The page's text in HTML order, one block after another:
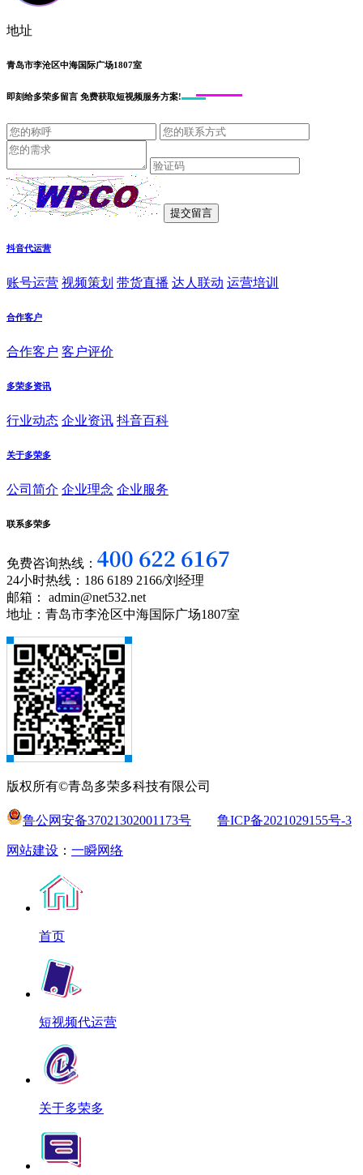
地址
青岛市李沧区中海国际广场1807室
即刻给多荣多留言 免费获取短视频服务方案!
抖音代运营
账号运营 视频策划 带货直播 达人联动 运营培训
合作客户
合作客户 客户评价
多荣多资讯
行业动态 企业资讯 抖音百科
关于多荣多
公司简介 企业理念 企业服务
联系多荣多
免费咨询热线：
24小时热线：186 6189 2166/刘经理
邮箱： admin@net532.net
地址：青岛市李沧区中海国际广场1807室
版权所有©青岛多荣多科技有限公司
鲁公网安备37021302001173号 鲁ICP备2021029155号-3
网站建设 ： 一瞬网络
首页
短视频代运营
关于多荣多